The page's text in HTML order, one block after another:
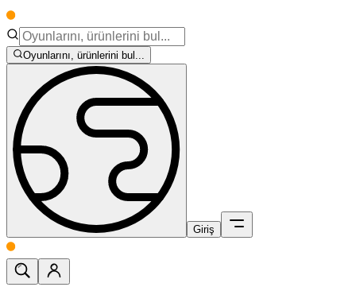
Oyunlarını, ürünlerini bul...
Giriş